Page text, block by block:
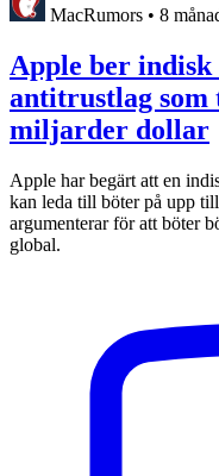
MacRumors • 8
Apple ber
antitrustlag
miljarder dollar
Apple har begärt att en
kan leda till böter på upp
argumenterar för att böter
global.